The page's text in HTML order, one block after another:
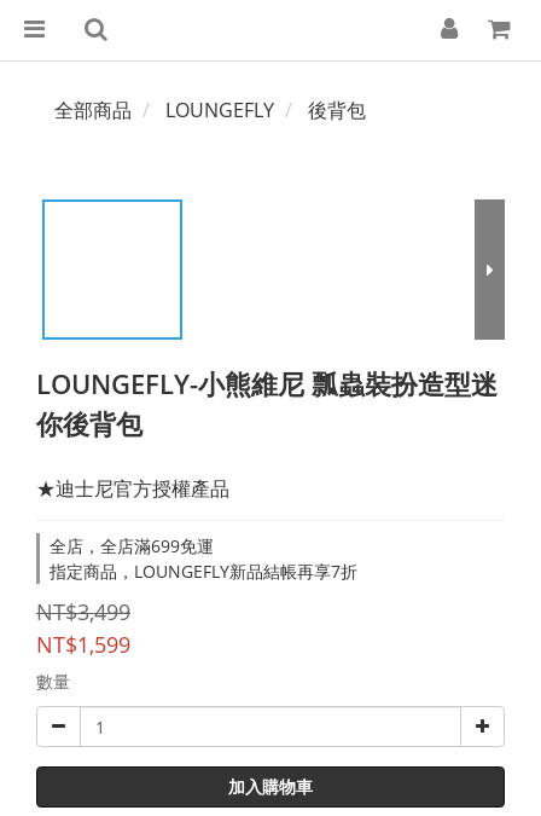
全部商品 LOUNGEFLY 後背包
LOUNGEFLY-小熊維尼 瓢蟲裝扮造型迷
你後背包
★迪士尼官方授權產品
全店，全店滿699免運
指定商品，LOUNGEFLY新品結帳再享7折
NT$3,499
NT$1,599
數量
加入購物車